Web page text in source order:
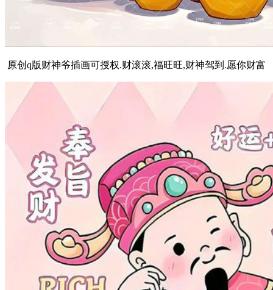
原创q版财神爷插画可授权.财滚滚,福旺旺,财神驾到.愿你财富